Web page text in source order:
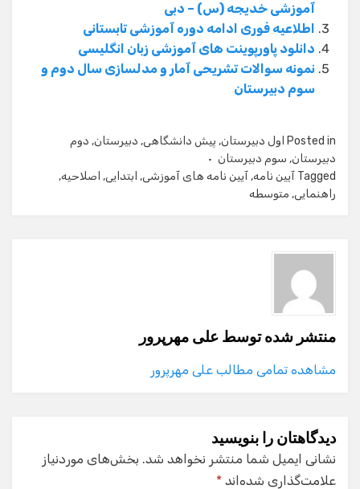
آموزشی خدیجه (س) – دبی
اطلاعیه فوری ادامه دوره آموزشی تابستانی
دانلود پاورپوینت های آموزشی زبان انگلیسی
نمونه سوالات تشریحی آمار و مدلسازی سال دوم و
سوم دبیرستان
Posted in اول دبیرستان, پیش دانشگاهی, دبیرستان, دوم
دبیرستان, سوم دبیرستان
Tagged آیین نامه, آیین نامه های آموزشی, ابتدایی, اصلاحیه,
راهنمایی, متوسطه
منتشر شده توسطعلی مهرپرور
مشاهده تمامی مطالب علی مهرپرور
دیدگاهتان را بنویسید
نشانی ایمیل شما منتشر نخواهد شد. بخش‌های موردنیاز
علامت‌گذاری شده‌اند *